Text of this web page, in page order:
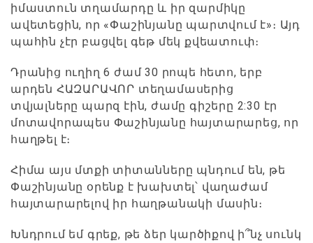
իմաստուն տղամարդը և իր զարմիկը
ավետեցին, որ «Փաշինյանը պարտվում է»։ Այդ
պահին չէր բացվել գեթ մեկ քվեատուփ։
Դրանից ուղիղ 6 ժամ 30 րոպե հետո, երբ
արդեն ՀԱԶԱՐԱՎՈՐ տեղամասերից
տվյալները պարզ էին, ժամը գիշերը 2:30 էր
մոտավորապես Փաշինյանը հայտարարեց, որ
հաղթել է։
Հիմա այս մտքի տիտանները պնդում են, թե
Փաշինյանը օրենք է խախտել՝ վաղաժամ
հայտարարելով իր հաղթանակի մասին։
Խնդրում եմ գրեք, թե ձեր կարծիքով ի՞նչ սունկ